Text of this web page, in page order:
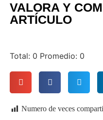
VALORA Y
ARTÍCULO
Total: 0 Promedio: 0
Numero de veces